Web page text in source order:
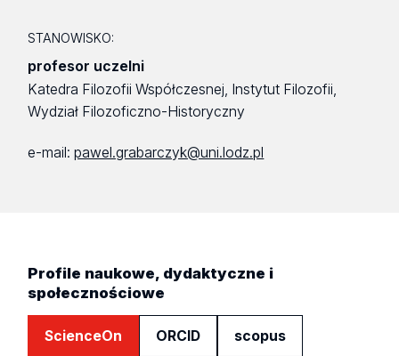
STANOWISKO:
profesor uczelni
Katedra Filozofii Współczesnej, Instytut Filozofii,
Wydział Filozoficzno-Historyczny
e-mail:pawel.grabarczyk@uni.lodz.pl
Profile naukowe, dydaktyczne i
społecznościowe
ScienceOn ORCID scopus